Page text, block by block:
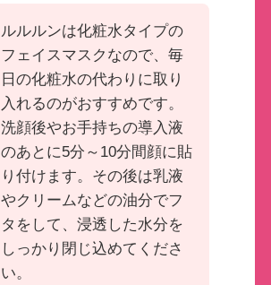
ルルルンは化粧水タイプの
フェイスマスクなので、毎
日の化粧水の代わりに取り
入れるのがおすすめです。
洗顔後やお手持ちの導入液
のあとに5分～10分間顔に貼
り付けます。その後は乳液
やクリームなどの油分でフ
タをして、浸透した水分を
しっかり閉じ込めてくださ
い。